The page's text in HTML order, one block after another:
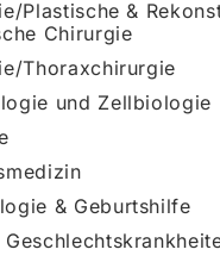
Plastische &
Chirurgie
Thoraxchirurgie
und Zellbiologie
& Geburtshilfe